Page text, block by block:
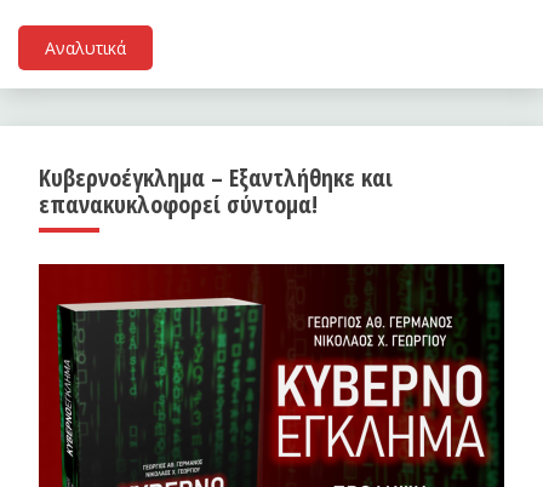
Αναλυτικά
Κυβερνοέγκλημα – Εξαντλήθηκε και
επανακυκλοφορεί σύντομα!